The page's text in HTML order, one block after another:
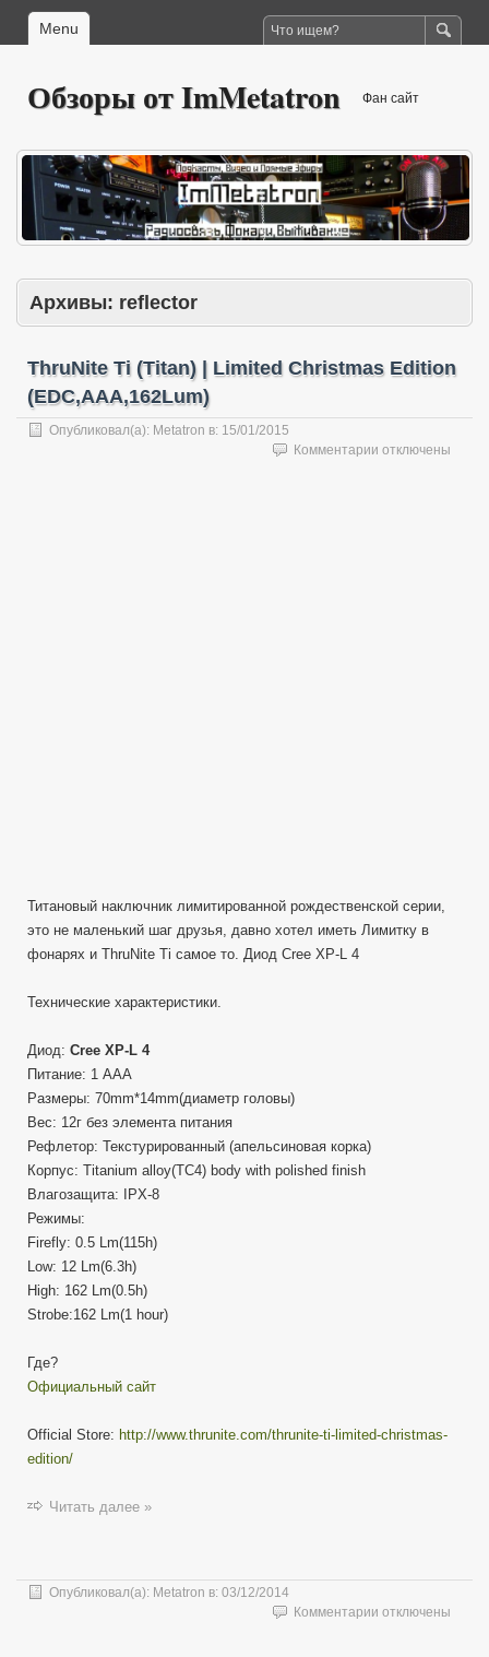
Menu
Обзоры от ImMetatron Фан сайт
Архивы: reflector
ThruNite Ti (Titan) | Limited Christmas Edition
(EDC,AAA,162Lum)
Опубликовал(а): Metatron в: 15/01/2015
Комментарии котключены
Титановый наключник лимитированной рождественской серии,
это не маленький шаг друзья, давно хотел иметь Лимитку в
фонарях и ThruNite Ti самое то. Диод Cree XP-L 4
Технические характеристики.
Диод: Cree XP-L 4
Питание: 1 AAA
Размеры: 70mm*14mm(диаметр головы)
Вес: 12г без элемента питания
Рефлетор: Текстурированный (апельсиновая корка)
Корпус: Titanium alloy(TC4) body with polished finish
Влагозащита: IPX-8
Режимы:
Firefly: 0.5 Lm(115h)
Low: 12 Lm(6.3h)
High: 162 Lm(0.5h)
Strobe:162 Lm(1 hour)
Где?
Официальный сайт
Official Store: http://www.thrunite.com/thrunite-ti-limited-christmas-
edition/
Читать далее »
Опубликовал(а): Metatron в: 03/12/2014
Комментарии котключены